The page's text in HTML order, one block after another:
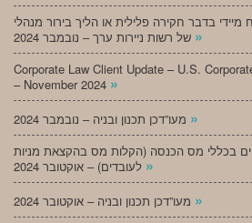
מיידי בדבר חקירה פלילית או הליך בירור מנהלי
»
Corporate Law Client Update – U.S.
– November 2024 »
»
בכללי מס הכנסה (הקלות מס בהקצאת מניות
»
»